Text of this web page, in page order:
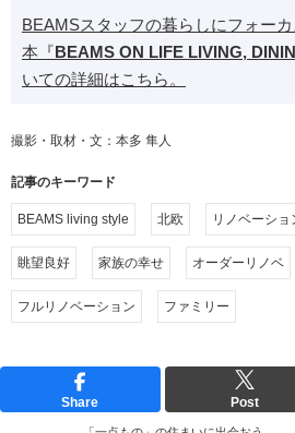
BEAMSスタッフの暮らしにフォー
本『BEAMS ON LIFE LIVING,
いての詳細はこちら。
撮影・取材・文：本多 隼人
記事のキーワード
BEAMS living style 北欧 リノベーショ
眺望良好 家族の幸せ オーダーリノベ
フルリノベーション ファミリー
Share Post